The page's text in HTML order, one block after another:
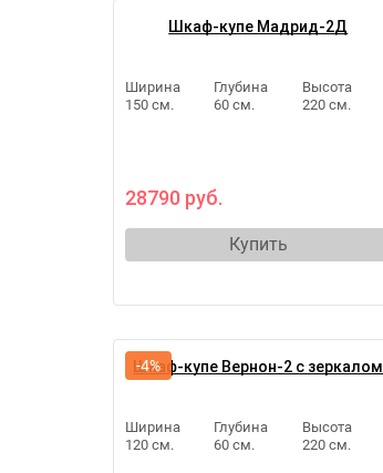
Шкаф-купе Мадрид-2Д
Ширина
150 см.
Глубина
60 см.
Высота
220 см.
28790 руб.
Купить
Шкаф-купе Вернон-2 с зеркалом
Ширина
120 см.
Глубина
60 см.
Высота
220 см.
-4%